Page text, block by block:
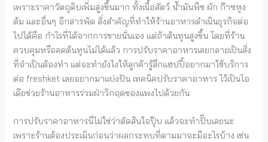
เพราะราคาวัตถุดิบเพิ่มสูงขึ้นมาก ทั้งเนื้อสัตว์ น้ำมันพืช ผัก ก๊าซหุง
ต้ม และอื่นๆ อีกสารพัด สิ่งสำคัญที่ทำให้ร้านอาหารดำเนินธุรกิจต่อ
ไปได้คือ กำไรที่ได้จากการขายนั่นเอง แต่ถ้าต้นทุนสูงขึ้น โดยที่ร้าน
ควบคุมหรือลดต้นทุนไม่ได้แล้ว การปรับราคาอาหารเลยกลายเป็นสิ่ง
ที่จำเป็นต้องทำ แต่จะทำยังไงให้ลูกค้ารู้สึกแฮปปี้อยากมาใช้บริการ
ต่อ freshket เลยอยากมาแบ่งปัน เทคนิคปรับราคาอาหาร ไว้เป็นไอ
เดียช่วยร้านอาหารร่วมฝ่าวิกฤตของแพงไปด้วยกัน
การปรับราคาอาหารนี่ไม่ใช่ว่าตัดสินใจปุ๊บ แล้วจะทำปั๊บเลยนะ
เพราะร้านต้องประเมินก่อนว่าผลกระทบที่ตามมาจะมีอะไรบ้าง เช่น